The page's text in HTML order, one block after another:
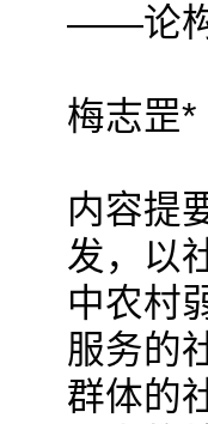
——论构
梅志罡
内容提
发，以
中农村
服务的
群体的